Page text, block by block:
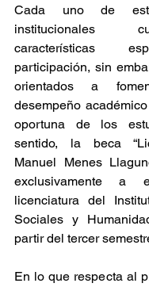
Cada uno de
institucionales
características
participación, sin
orientados a
desempeño
oportuna de los
sentido, la beca
Manuel Menes
exclusivamente a
licenciatura del
Sociales y
partir del tercer
En lo que respecta al